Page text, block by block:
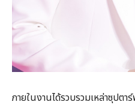
ภายในงานได้รวบรวมเหล่าซุปต